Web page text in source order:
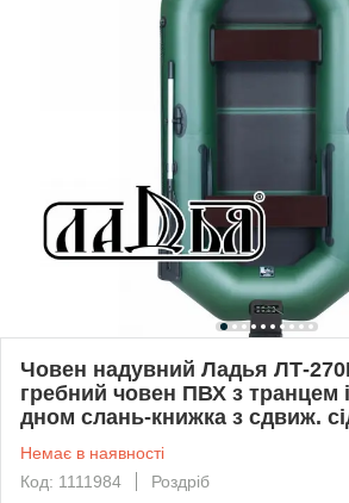
Човен надувний Ладья ЛТ-
гребний човен ПВХ з транцем
дном слань-книжка з сдвиж.
Немає в наявності
Код: 1111984
Роздріб